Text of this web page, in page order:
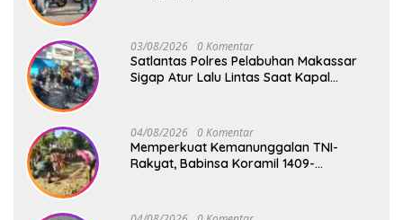
03/08/2026 0 Komentar
Satlantas Polres Pelabuhan Makassar
Sigap Atur Lalu Lintas Saat Kapal
04/08/2026 0 Komentar
Memperkuat Kemanunggalan TNI-
Rakyat, Babinsa Koramil 1409-